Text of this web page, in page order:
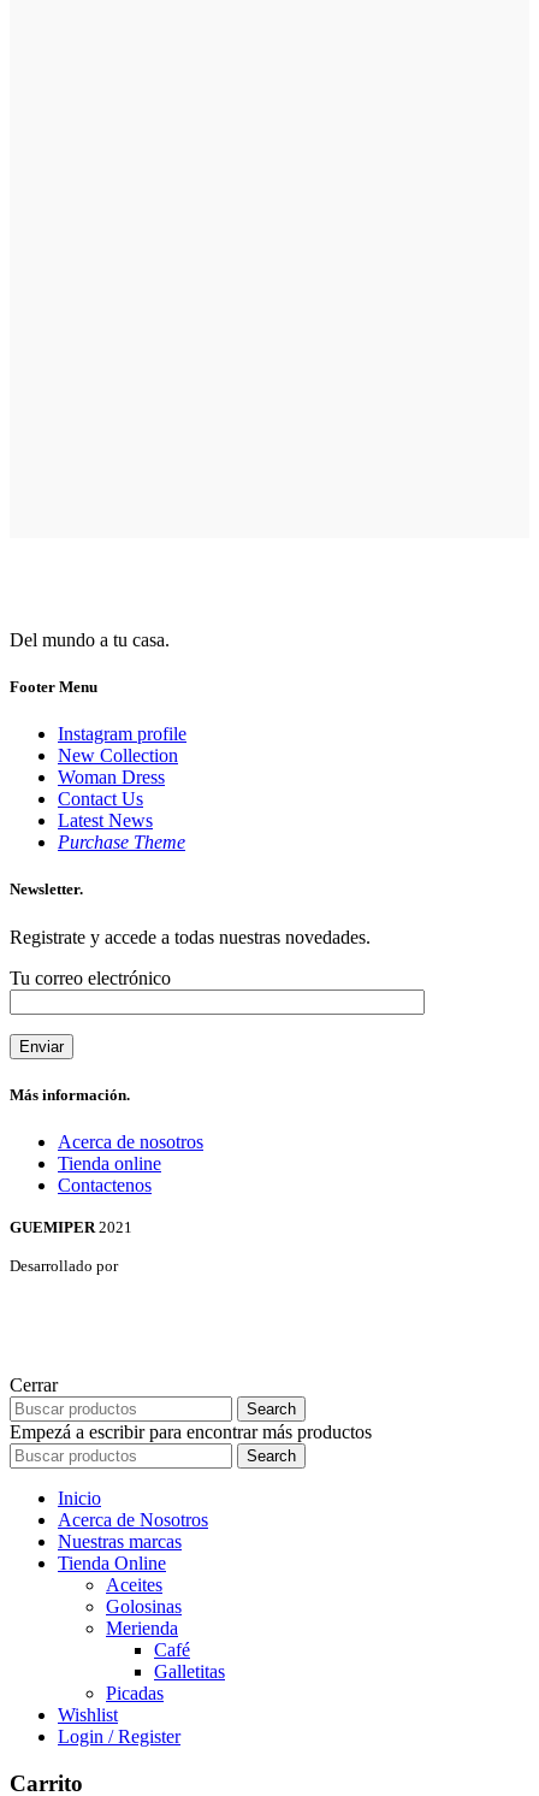
Del mundo a tu casa.
Footer Menu
Instagram profile
New Collection
Woman Dress
Contact Us
Latest News
Purchase Theme
Newsletter.
Registrate y accede a todas nuestras novedades.
Tu correo electrónico
Más información.
Acerca de nosotros
Tienda online
Contactenos
GUEMIPER 2021
Desarrollado por
Cerrar
Search
Empezá a escribir para encontrar más productos
Search
Inicio
Acerca de Nosotros
Nuestras marcas
Tienda Online
Aceites
Golosinas
Merienda
Café
Galletitas
Picadas
Wishlist
Login / Register
Carrito